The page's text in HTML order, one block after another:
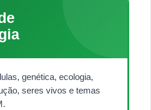
genética, ecologia,
seres vivos e temas